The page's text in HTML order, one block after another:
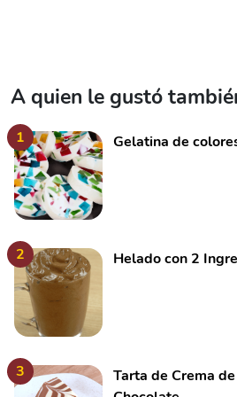
A quien le gustó
1 Gelatina de
2 Helado con 2
3
Tarta de Crema de